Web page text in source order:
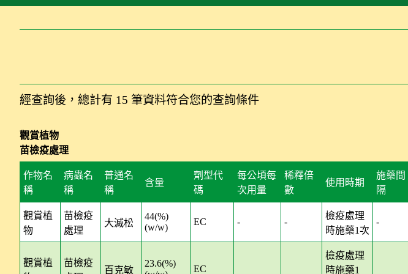
經查詢後，總計有 15 筆資料符合您的查詢條件
觀賞植物
苗檢疫處理
作物用藥查詢結果：觀賞植物 苗檢疫處理
作物名
稱
病蟲名
稱
普通名
稱
含量
劑型代
碼
每公頃每
次用量
稀釋倍
數
使用時期
施藥間
隔
觀賞植
物
苗檢疫
處理
大滅松
44(%)
(w/w)
EC - -
檢疫處理
時施藥1次
-
觀賞植
苗檢疫
百克敏
23.6(%)
EC
檢疫處理
時施藥1